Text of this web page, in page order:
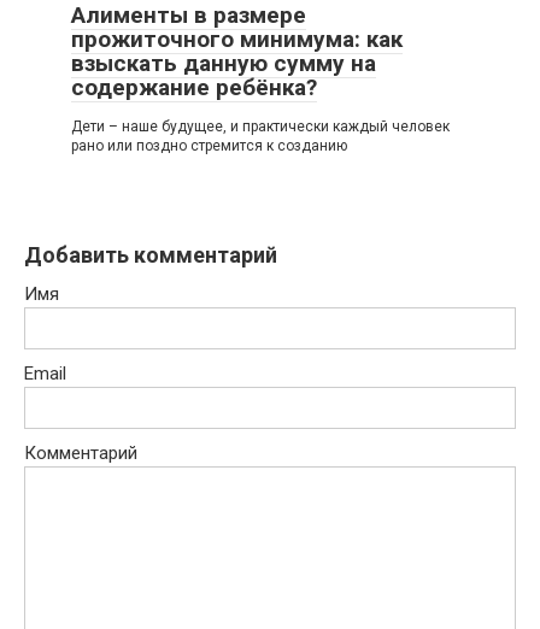
Алименты в размере
прожиточного минимума: как
взыскать данную сумму на
содержание ребёнка?
Дети – наше будущее, и практически каждый человек
рано или поздно стремится к созданию
Добавить комментарий
Имя
Email
Комментарий